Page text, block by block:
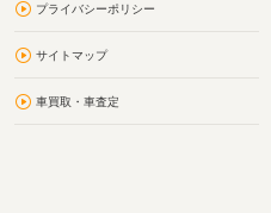
プライバシーポリシー
サイトマップ
車買取・車査定